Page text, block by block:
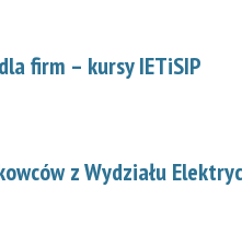
firm – kursy IETiSIP
z Wydziału